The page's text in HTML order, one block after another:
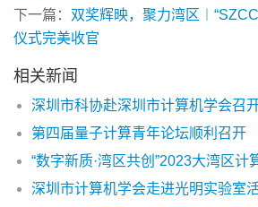
下一篇： 双奖辉映，聚力湾区
仪式完美收官
相关新闻
第四届量子计算青年论坛顺利召开
深圳市计算机学会走进光明实验室